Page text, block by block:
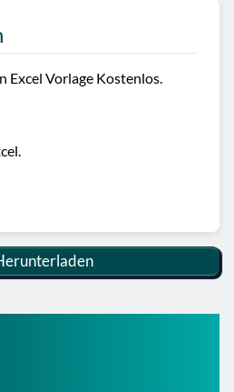
Excel Vorlage Kostenlos.